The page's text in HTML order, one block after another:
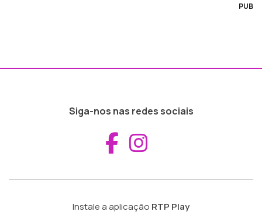
PUB
Siga-nos nas redes sociais
Aceder ao
Instale a aplicação RTP Play